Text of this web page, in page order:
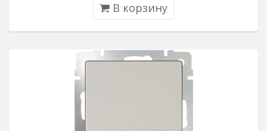
В корзину